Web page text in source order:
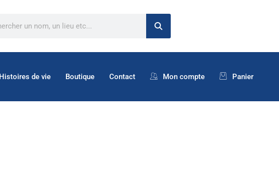
Histoires de vie Boutique Contact Mon compte Panier